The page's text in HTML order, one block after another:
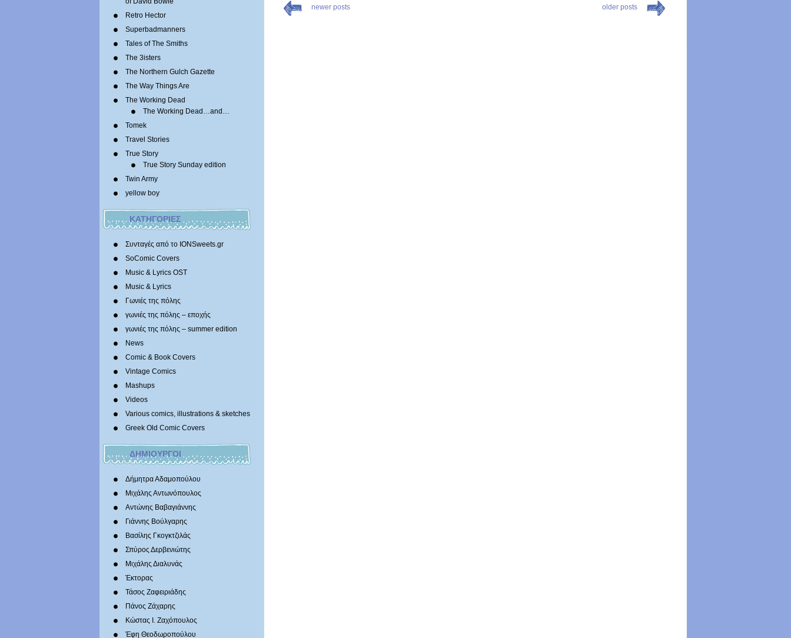
Retro Hector
Superbadmanners
Tales of The Smiths
The 3isters
The Northern Gulch Gazette
The Way Things Are
The Working Dead
The Working Dead…and…
Tomek
Travel Stories
True Story
True Story Sunday edition
Twin Army
yellow boy
ΚΑΤΗΓΟΡΙΕΣ
Συνταγές από το IONSweets.gr
SoComic Covers
Music & Lyrics OST
Music & Lyrics
Γωνιές της πόλης
γωνιές της πόλης – εποχής
γωνιές της πόλης – summer edition
News
Comic & Book Covers
Vintage Comics
Mashups
Videos
Various comics, illustrations & sketches
Greek Old Comic Covers
ΔΗΜΙΟΥΡΓΟΙ
Δήμητρα Αδαμοπούλου
Μιχάλης Αντωνόπουλος
Αντώνης Βαβαγιάννης
Γιάννης Βούλγαρης
Βασίλης Γκογκτζιλάς
Σπύρος Δερβενιώτης
Mιχάλης Διαλυνάς
Έκτορας
Τάσος Ζαφειριάδης
Πάνος Ζάχαρης
Κώστας Ι. Ζαχόπουλoς
Έφη Θεοδωροπούλου
newer posts older posts